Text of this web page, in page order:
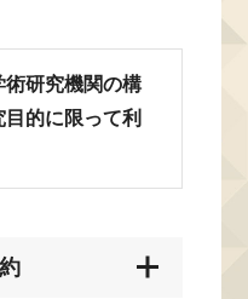
研究機関の構
的に限って利